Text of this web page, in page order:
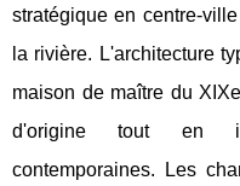
stratégique en centre-
la rivière. L'architecture
maison de maître du
d'origine tout en
contemporaines. Les